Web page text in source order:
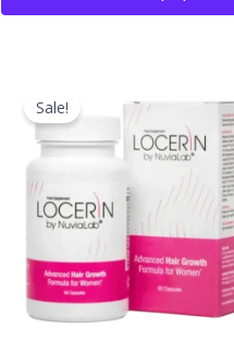
рсд7,000.00.
Sale!